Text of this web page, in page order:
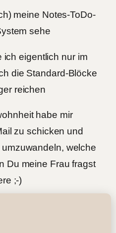
meine Notes-ToDo-
sehe
ich eigentlich nur im
die Standard-Blöcke
reichen
habe mir
zu schicken und
welche
Du meine Frau fragst
;-)